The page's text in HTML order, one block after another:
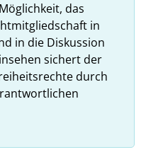
das
in
in die Diskussion
sichert der
durch